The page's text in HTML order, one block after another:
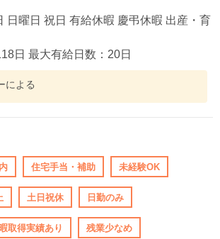
日曜日 祝日 有給休暇 慶弔休暇 出産・育
日 最大有給日数：20日
による
住宅手当・補助 未経験OK
土日祝休 日勤のみ
取得実績あり 残業少なめ